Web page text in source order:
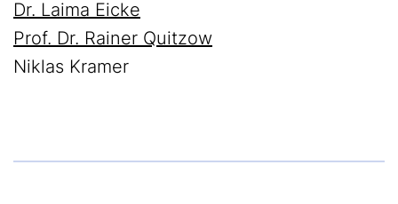
Dr. Laima Eicke
Prof. Dr. Rainer Quitzow
Niklas Kramer